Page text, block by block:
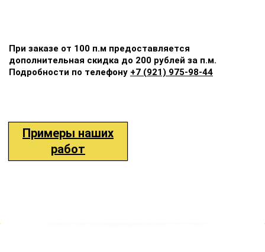
При заказе от 100 п.м предоставляется
дополнительная скидка до 200 рублей за п.м.
Подробности по телефону +7 (921) 975-98-44
Примеры наших
работ